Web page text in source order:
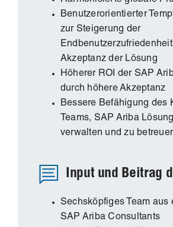
Benutzerorientierter
zur Steigerung der
Akzeptanz der Lösung
Höherer ROI der SAP
durch höhere Akzeptanz
Bessere Befähigung des
Teams, SAP Ariba
verwalten und zu
Input und Beitrag
Sechsköpfiges Team aus
SAP Ariba Consultants